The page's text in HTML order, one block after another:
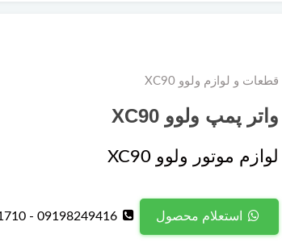
قطعات و لوازم ولوو XC90
واتر پمپ ولوو XC90
لوازم موتور ولوو XC90
استعلام محصول 09198249416 - 09126361710